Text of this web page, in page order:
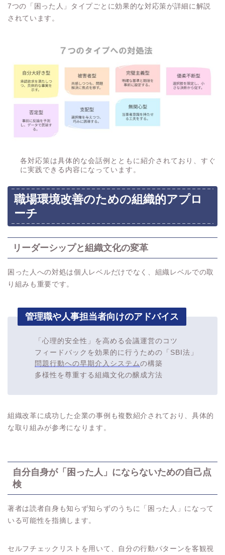
7つの「困った人」タイプごとに効果的な対応策が詳細に解説
されています。
各対応策は具体的な会話例とともに紹介されており、すぐ
に実践できる内容になっています。
職場環境改善のための組織的アプロ
ーチ
リーダーシップと組織文化の変革
困った人への対処は個人レベルだけでなく、組織レベルでの取
り組みも重要です。
管理職や人事担当者向けのアドバイス
「心理的安全性」を高める会議運営のコツ
フィードバックを効果的に行うための「SBI法」
問題行動への早期介入システムの構築
多様性を尊重する組織文化の醸成方法
組織改革に成功した企業の事例も複数紹介されており、具体的
な取り組みが参考になります。
自分自身が「困った人」にならないための自己点
検
著者は読者自身も知らず知らずのうちに「困った人」になって
いる可能性を指摘します。
セルフチェックリストを用いて、自分の行動パターンを客観視